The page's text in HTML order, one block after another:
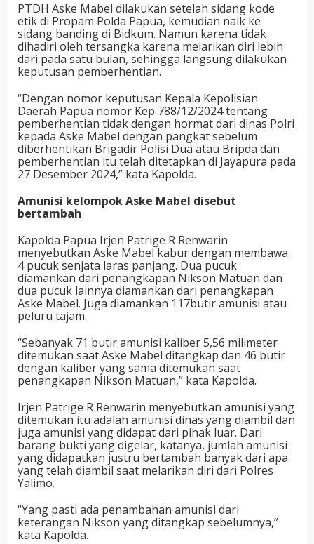
PTDH Aske Mabel dilakukan setelah sidang kode
etik di Propam Polda Papua, kemudian naik ke
sidang banding di Bidkum. Namun karena tidak
dihadiri oleh tersangka karena melarikan diri lebih
dari pada satu bulan, sehingga langsung dilakukan
keputusan pemberhentian.
“Dengan nomor keputusan Kepala Kepolisian
Daerah Papua nomor Kep 788/12/2024 tentang
pemberhentian tidak dengan hormat dari dinas Polri
kepada Aske Mabel dengan pangkat sebelum
diberhentikan Brigadir Polisi Dua atau Bripda dan
pemberhentian itu telah ditetapkan di Jayapura pada
27 Desember 2024,” kata Kapolda.
Amunisi kelompok Aske Mabel disebut
bertambah
Kapolda Papua Irjen Patrige R Renwarin
menyebutkan Aske Mabel kabur dengan membawa
4 pucuk senjata laras panjang. Dua pucuk
diamankan dari penangkapan Nikson Matuan dan
dua pucuk lainnya diamankan dari penangkapan
Aske Mabel. Juga diamankan 117butir amunisi atau
peluru tajam.
“Sebanyak 71 butir amunisi kaliber 5,56 milimeter
ditemukan saat Aske Mabel ditangkap dan 46 butir
dengan kaliber yang sama ditemukan saat
penangkapan Nikson Matuan,” kata Kapolda.
Irjen Patrige R Renwarin menyebutkan amunisi yang
ditemukan itu adalah amunisi dinas yang diambil dan
juga amunisi yang didapat dari pihak luar. Dari
barang bukti yang digelar, katanya, jumlah amunisi
yang didapatkan justru bertambah banyak dari apa
yang telah diambil saat melarikan diri dari Polres
Yalimo.
“Yang pasti ada penambahan amunisi dari
keterangan Nikson yang ditangkap sebelumnya,”
kata Kapolda.